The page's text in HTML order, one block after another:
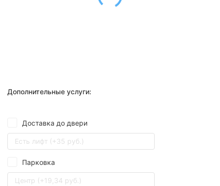
Дополнительные услуги:
Доставка до двери
Есть лифт (+35 руб.)
Парковка
Центр (+19,34 руб.)